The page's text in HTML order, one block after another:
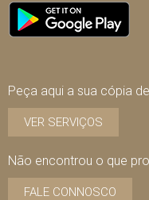
Peça aqui a sua cópia
VER SERVIÇOS
Não encontrou o que
FALE CONNOSCO